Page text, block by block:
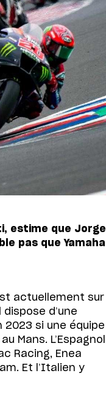
estime que Jorge
pas que Yamaha
actuellement sur
d’une
si une équipe
Mans. L’Espagnol
Racing, Enea
Et l’Italien y